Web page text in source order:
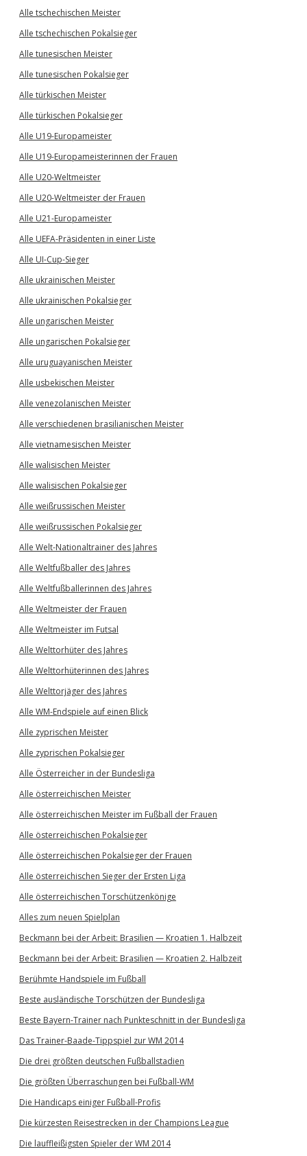
Alle tschechischen Meister
Alle tschechischen Pokalsieger
Alle tunesischen Meister
Alle tunesischen Pokalsieger
Alle türkischen Meister
Alle türkischen Pokalsieger
Alle U19-Europameister
Alle U19-Europameisterinnen der Frauen
Alle U20-Weltmeister
Alle U20-Weltmeister der Frauen
Alle U21-Europameister
Alle UEFA-Präsidenten in einer Liste
Alle UI-Cup-Sieger
Alle ukrainischen Meister
Alle ukrainischen Pokalsieger
Alle ungarischen Meister
Alle ungarischen Pokalsieger
Alle uruguayanischen Meister
Alle usbekischen Meister
Alle venezolanischen Meister
Alle verschiedenen brasilianischen Meister
Alle vietnamesischen Meister
Alle walisischen Meister
Alle walisischen Pokalsieger
Alle weißrussischen Meister
Alle weißrussischen Pokalsieger
Alle Welt-Nationaltrainer des Jahres
Alle Weltfußballer des Jahres
Alle Weltfußballerinnen des Jahres
Alle Weltmeister der Frauen
Alle Weltmeister im Futsal
Alle Welttorhüter des Jahres
Alle Welttorhüterinnen des Jahres
Alle Welttorjäger des Jahres
Alle WM-Endspiele auf einen Blick
Alle zyprischen Meister
Alle zyprischen Pokalsieger
Alle Österreicher in der Bundesliga
Alle österreichischen Meister
Alle österreichischen Meister im Fußball der Frauen
Alle österreichischen Pokalsieger
Alle österreichischen Pokalsieger der Frauen
Alle österreichischen Sieger der Ersten Liga
Alle österreichischen Torschützenkönige
Alles zum neuen Spielplan
Beckmann bei der Arbeit: Brasilien — Kroatien 1. Halbzeit
Beckmann bei der Arbeit: Brasilien — Kroatien 2. Halbzeit
Berühmte Handspiele im Fußball
Beste ausländische Torschützen der Bundesliga
Beste Bayern-Trainer nach Punkteschnitt in der Bundesliga
Das Trainer-Baade-Tippspiel zur WM 2014
Die drei größten deutschen Fußballstadien
Die größten Überraschungen bei Fußball-WM
Die Handicaps einiger Fußball-Profis
Die kürzesten Reisestrecken in der Champions League
Die lauffleißigsten Spieler der WM 2014